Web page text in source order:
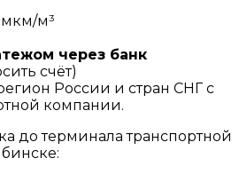
мкм/м³
через банк
счёт)
России и стран СНГ с
компании.
до терминала транспортной